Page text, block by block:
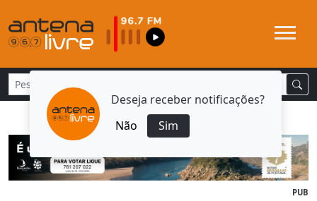
Deseja receber notificações?
Não
Sim
PUB